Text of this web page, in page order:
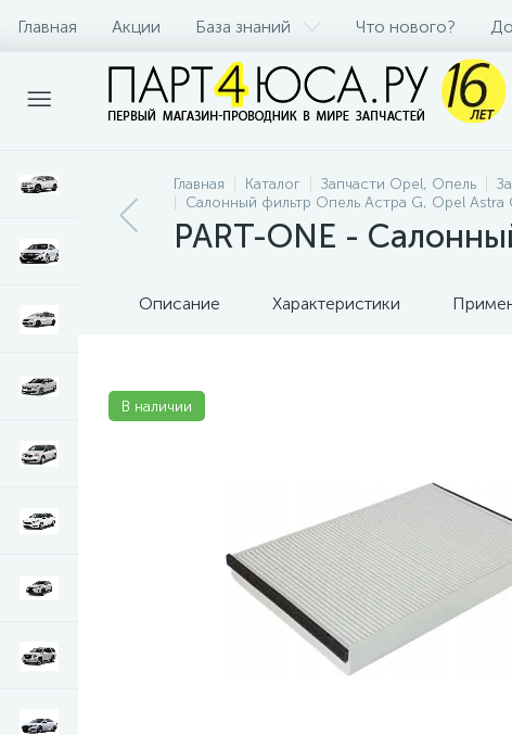
Главная Акции База знаний Что нового?
Главная Каталог Запчасти Opel, Опель
Салонный фильтр Опель Астра G, Opel Astra
PART-ONE -
Описание Характеристики
В наличии